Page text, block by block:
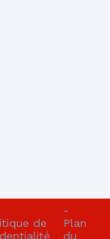
de
-
Plan
du